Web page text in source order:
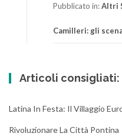
Pubblicato in:Altri
Camilleri: gli
Articoli consigliati:
Latina In Festa: Il Villaggio
Rivoluzionare La Città Pontina